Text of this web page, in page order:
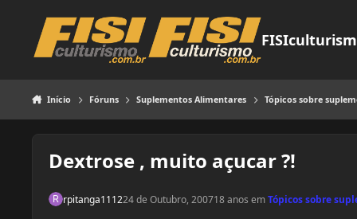
Início Fóruns Suplementos Alimentares Tópicos sobre
Dextrose , muito açucar ?!
rpitanga111224 de Outubro, 200718 anos emTópicos sobre